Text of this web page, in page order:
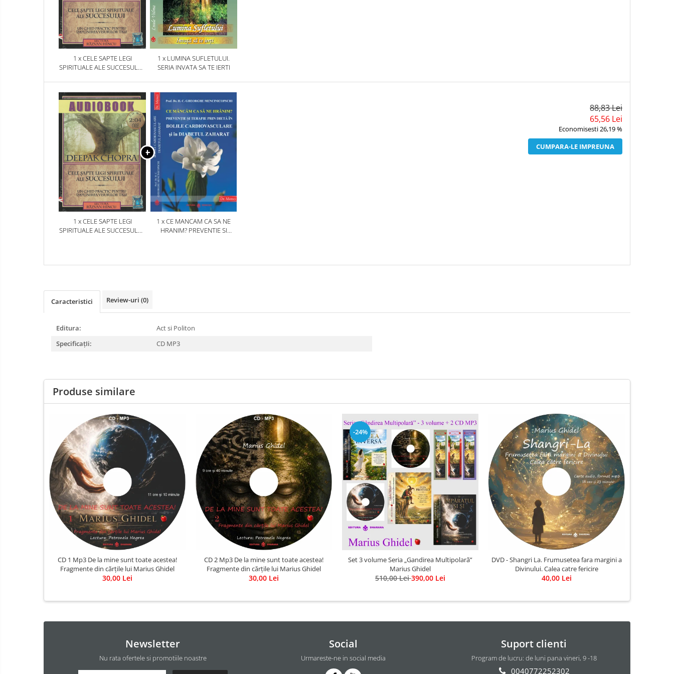
1 x CELE SAPTE LEGI
SPIRITUALE ALE SUCCESULUI.
1 x LUMINA SUFLETULUI.
SERIA INVATA SA TE IERTI
1 x CELE SAPTE LEGI
SPIRITUALE ALE SUCCESULUI.
1 x CE MANCAM CA SA NE
HRANIM? PREVENTIE SI
88,83 Lei
65,56 Lei
Economisesti 26,19 %
CUMPARA-LE IMPREUNA
Caracteristici Review-uri (0)
Editura:
Act si Politon
SpecificațIi:
CD MP3
Produse similare
CD 1 Mp3 De la mine sunt toate acestea!
Fragmente din cărțile lui Marius Ghidel
30,00 Lei
CD 2 Mp3 De la mine sunt toate acestea!
Fragmente din cărțile lui Marius Ghidel
30,00 Lei
-24%
Set 3 volume Seria „Gandirea Multipolară”
Marius Ghidel
510,00 Lei390,00 Lei
DVD - Shangri La. Frumusetea fara margini a
Divinului. Calea catre fericire
40,00 Lei
Newsletter
Nu rata ofertele si promotiile noastre
Social
Urmareste-ne in social media
Suport clienti
Program de lucru: de luni pana vineri, 9 -18
0040772252302